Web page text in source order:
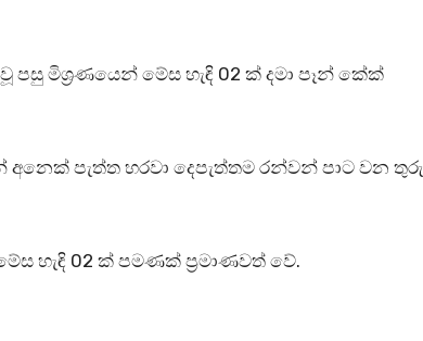
පසු මිශ්‍රණයෙන් මේස හැඳි 02 ක් දමා පෑන් කේක්
පැත්ත හරවා දෙපැත්තම රන්වන් පාට වන තුරු
හැඳි 02 ක් පමණක් ප්‍රමාණවත් වේ.